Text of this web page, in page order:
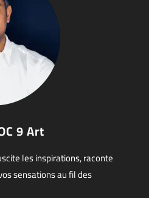
9 Art
les inspirations, raconte
sensations au fil des